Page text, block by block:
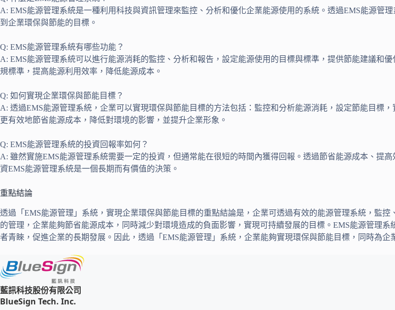
A: EMS能源管理系統是一種利用科技與資訊管理來監控、分析和優化企業能源使用的系統。透過EMS能源管
到企業環保與節能的目標。
Q: EMS能源管理系統有哪些功能？
A: EMS能源管理系統可以進行能源消耗的監控、分析和報告，設定能源使用的目標與標準，提供節能建議和
規標準，提高能源利用效率，降低能源成本。
Q: 如何實現企業環保與節能目標？
A: 透過EMS能源管理系統，企業可以實現環保與節能目標的方法包括：監控和分析能源消耗，設定節能目標
更有效地節省能源成本，降低對環境的影響，並提升企業形象。
Q: EMS能源管理系統的投資回報率如何？
A: 雖然實施EMS能源管理系統需要一定的投資，但通常能在很短的時間內獲得回報。透過節省能源成本、提
資EMS能源管理系統是一個長期而有價值的決策。
重點結論
透過「EMS能源管理」系統，實現企業環保與節能目標的重點結論是，企業可透過有效的能源管理系統，監
的管理，企業能夠節省能源成本，同時減少對環境造成的負面影響，實現可持續發展的目標。EMS能源管理
者青睞，促進企業的長期發展。因此，透過「EMS能源管理」系統，企業能夠實現環保與節能目標，同時為企
藍訊科技股份有限公司
BlueSign Tech. Inc.